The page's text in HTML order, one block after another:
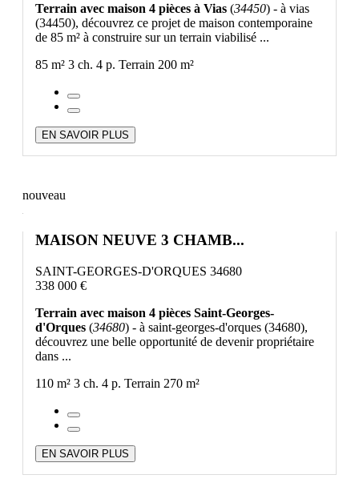
Terrain avec maison 4 pièces à Vias (34450) - à vias
(34450), découvrez ce projet de maison contemporaine
de 85 m² à construire sur un terrain viabilisé ...
85 m² 3 ch. 4 p. Terrain 200 m²
EN SAVOIR PLUS
nouveau
MAISON NEUVE 3 CHAMB...
SAINT-GEORGES-D'ORQUES 34680
338 000 €
Terrain avec maison 4 pièces Saint-Georges-
d'Orques (34680) - à saint-georges-d'orques (34680),
découvrez une belle opportunité de devenir propriétaire
dans ...
110 m² 3 ch. 4 p. Terrain 270 m²
EN SAVOIR PLUS